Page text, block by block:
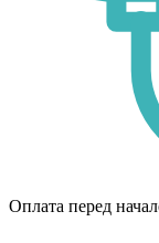
Оплата перед